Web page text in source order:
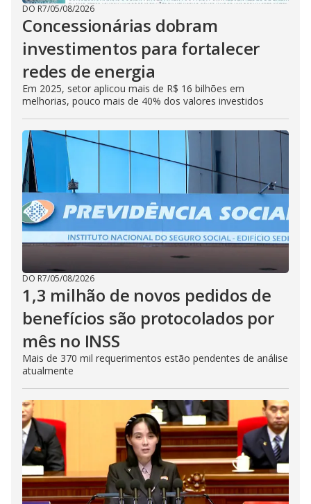
DO R7/05/08/2026
Concessionárias dobram
investimentos para fortalecer
redes de energia
Em 2025, setor aplicou mais de R$ 16 bilhões em
melhorias, pouco mais de 40% dos valores investidos
DO R7/05/08/2026
1,3 milhão de novos pedidos de
benefícios são protocolados por
mês no INSS
Mais de 370 mil requerimentos estão pendentes de análise
atualmente